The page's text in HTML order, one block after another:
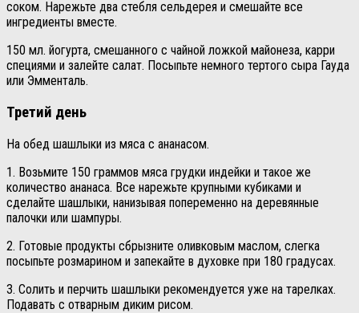
соком. Нарежьте два стебля сельдерея и смешайте все
ингредиенты вместе.
150 мл. йогурта, смешанного с чайной ложкой майонеза, карри
специями и залейте салат. Посыпьте немного тертого сыра Гауда
или Эмменталь.
Третий день
На обед шашлыки из мяса с ананасом.
1. Возьмите 150 граммов мяса грудки индейки и такое же
количество ананаса. Все нарежьте крупными кубиками и
сделайте шашлыки, нанизывая попеременно на деревянные
палочки или шампуры.
2. Готовые продукты сбрызните оливковым маслом, слегка
посыпьте розмарином и запекайте в духовке при 180 градусах.
3. Солить и перчить шашлыки рекомендуется уже на тарелках.
Подавать с отварным диким рисом.